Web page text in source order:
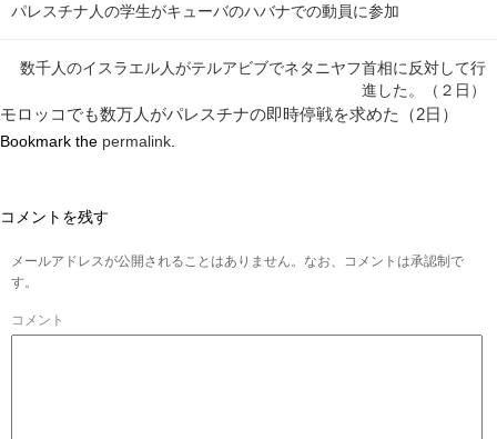
パレスチナ人の学生がキューバのハバナでの動員に参加
数千人のイスラエル人がテルアビブでネタニヤフ首相に反対して行
進した。（２日）
モロッコでも数万人がパレスチナの即時停戦を求めた（2日）
Bookmark the permalink
コメントを残す
メールアドレスが公開されることはありません。なお、コメントは承認制で
す。
コメント